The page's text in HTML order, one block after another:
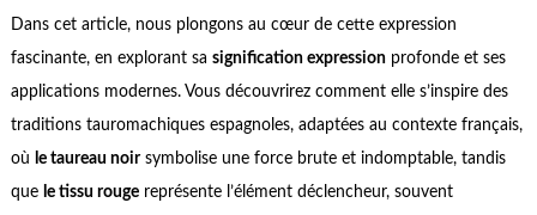
Dans cet article, nous plongons au cœur de cette expression
fascinante, en explorant sa signification expressionprofonde et ses
applications modernes. Vous découvrirez comment elle s’inspire des
traditions tauromachiques espagnoles, adaptées au contexte français,
où le taureau noirsymbolise une force brute et indomptable, tandis
que le tissu rougereprésente l’élément déclencheur, souvent